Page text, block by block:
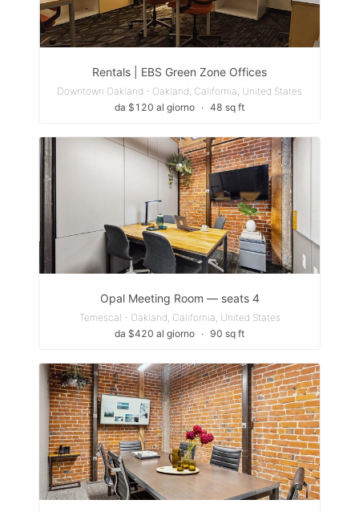
Rentals | EBS Green Zone Offices
Downtown Oakland - Oakland, California, United States
da $120 al giorno ∙ 48 sq ft
Opal Meeting Room — seats 4
Temescal - Oakland, California, United States
da $420 al giorno ∙ 90 sq ft